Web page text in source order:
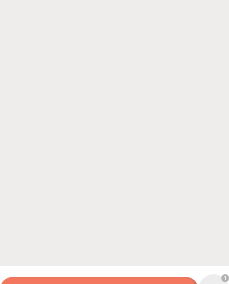
1